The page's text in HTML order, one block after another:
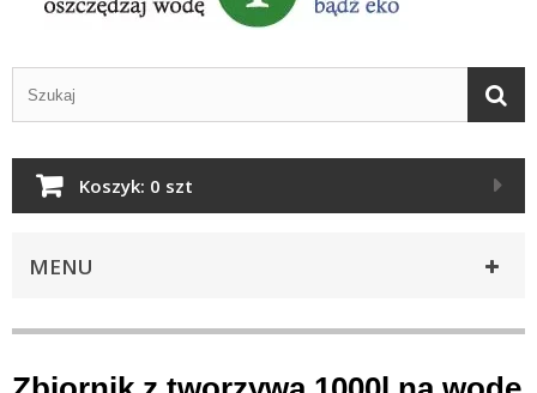
Koszyk: 0 szt
MENU